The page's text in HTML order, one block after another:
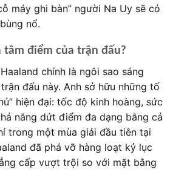
máy ghi bàn” người Na Uy sẽ có
nổ.
tâm điểm của trận đấu?
chính là ngôi sao sáng
đấu này. Anh sở hữu những tố
hiện đại: tốc độ kinh hoàng, sức
năng dứt điểm đa dạng bằng cả
trong một mùa giải đầu tiên tại
đã phá vỡ hàng loạt kỷ lục
cấp vượt trội so với mặt bằng